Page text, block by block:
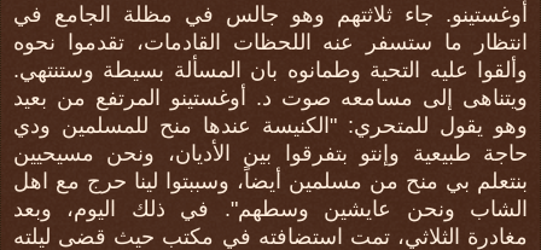
أوغستينو. جاء ثلاثتهم وهو جالس في مظلة الجامع في
انتظار ما ستسفر عنه اللحظات القادمات، تقدموا نحوه
وألقوا عليه التحية وطمانوه بان المسألة بسيطة وستنتهي.
ويتناهى إلى مسامعه صوت د. أوغستينو المرتفع من بعيد
وهو يقول للمتحري: "الكنيسة عندها منح للمسلمين ودي
حاجة طبيعية وإنتو بتفرقوا بين الأديان، ونحن مسيحيين
بنتعلم بي منح من مسلمين أيضاً، وسببتوا لينا حرج مع اهل
الشاب ونحن عايشين وسطهم". في ذلك اليوم، وبعد
مغادرة الثلاثي، تمت استضافته في مكتب حيث قضى ليلته